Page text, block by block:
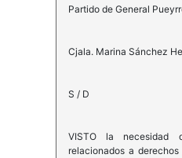
Partido de General
Cjala. Marina Sánchez
S / D
VISTO la necesidad
relacionados a